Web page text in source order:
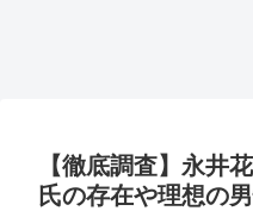
【徹底調査】永井
氏の存在や理想の